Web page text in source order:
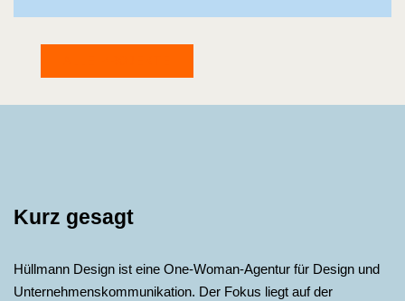
Kurz gesagt
Hüllmann Design ist eine One-Woman-Agentur für Design und
Unternehmens­kommunikation. Der Fokus liegt auf der